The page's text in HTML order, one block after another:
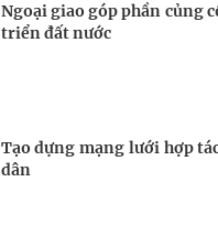
Ngoại giao góp phần củng
triển đất nước
Tạo dựng mạng lưới hợp
dân